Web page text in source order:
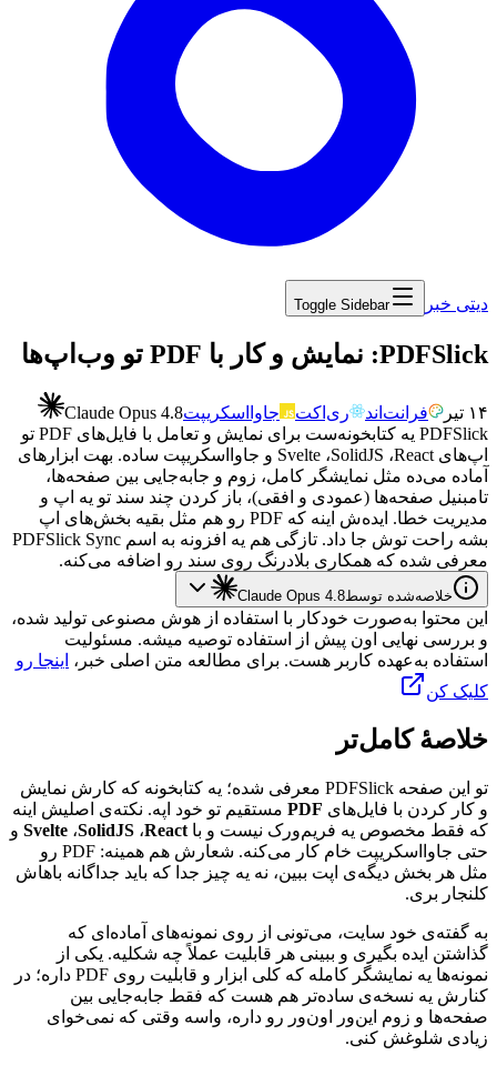
دیتی خبر Toggle Sidebar
۱۴ تیر فرانت‌اند ری‌اکت جاوااسکریپتClaude Opus 4.8
PDFSlick یه کتابخونه‌ست برای نمایش و تعامل با فایل‌های PDF تو
اپ‌های React، SolidJS، Svelte و جاوااسکریپت ساده. بهت ابزارهای
آماده می‌ده مثل نمایشگر کامل، زوم و جابه‌جایی بین صفحه‌ها،
تامبنیل صفحه‌ها (عمودی و افقی)، باز کردن چند سند تو یه اپ و
مدیریت خطا. ایده‌ش اینه که PDF رو هم مثل بقیه بخش‌های اپ
بشه راحت توش جا داد. تازگی هم یه افزونه به اسم PDFSlick Sync
معرفی شده که همکاری بلادرنگ روی سند رو اضافه می‌کنه.
خلاصه‌شده توسطClaude Opus 4.8
این محتوا به‌صورت خودکار با استفاده از هوش مصنوعی تولید شده،
و بررسی نهایی اون پیش از استفاده توصیه میشه. مسئولیت
استفاده به‌عهده کاربر هست. برای مطالعه متن اصلی خبر، اینجا رو
کلیک کن
خلاصهٔ کامل‌تر
تو این صفحه PDFSlick معرفی شده؛ یه کتابخونه که کارش نمایش
و کار کردن با فایل‌های PDF مستقیم تو خود اپه. نکته‌ی اصلیش اینه
که فقط مخصوص یه فریم‌ورک نیست و با React، SolidJS، Svelte و
حتی جاوااسکریپت خام کار می‌کنه. شعارش هم همینه: PDF رو
مثل هر بخش دیگه‌ی اپت ببین، نه یه چیز جدا که باید جداگانه باهاش
کلنجار بری.
به گفته‌ی خود سایت، می‌تونی از روی نمونه‌های آماده‌ای که
گذاشتن ایده بگیری و ببینی هر قابلیت عملاً چه شکلیه. یکی از
نمونه‌ها یه نمایشگر کامله که کلی ابزار و قابلیت روی PDF داره؛ در
کنارش یه نسخه‌ی ساده‌تر هم هست که فقط جابه‌جایی بین
صفحه‌ها و زوم این‌ور اون‌ور رو داره، واسه وقتی که نمی‌خوای
زیادی شلوغش کنی.